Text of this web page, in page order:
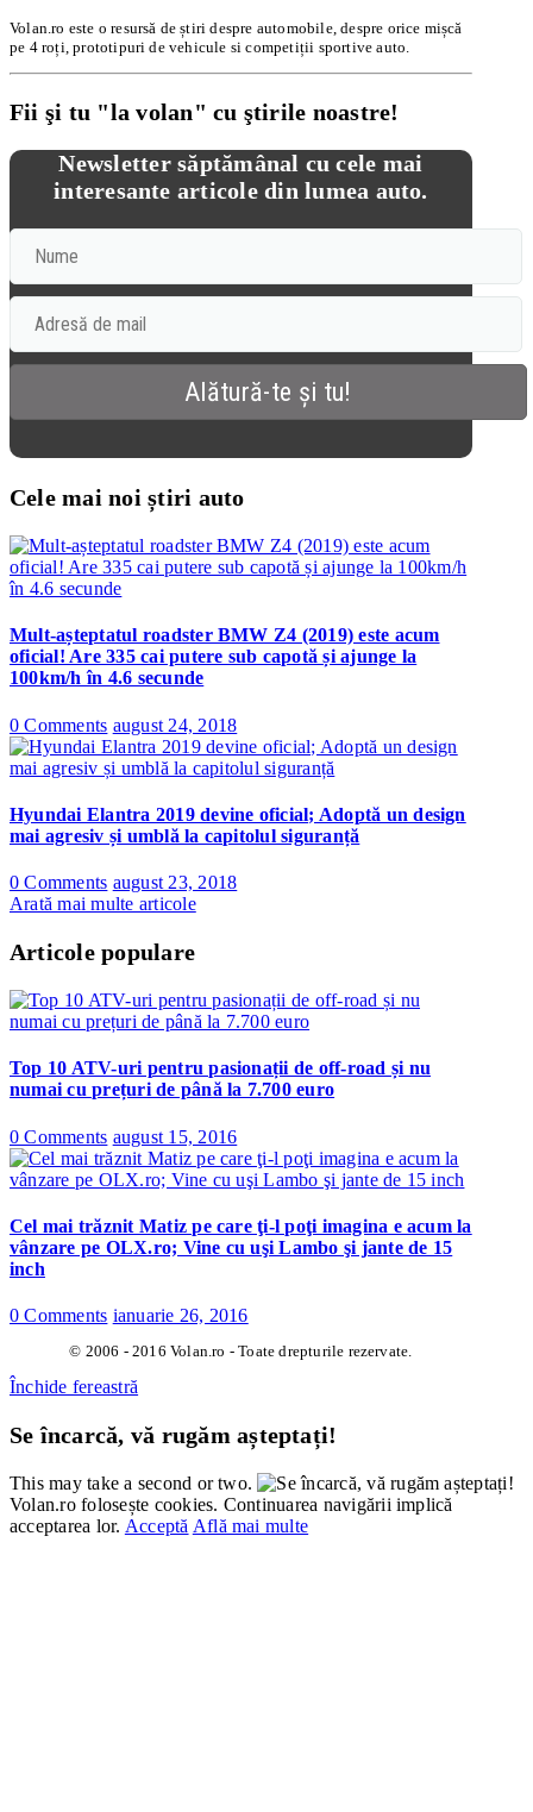
Volan.ro este o resursă de știri despre automobile, despre orice mișcă
pe 4 roți, prototipuri de vehicule si competiții sportive auto.
Fii şi tu "la volan" cu ştirile noastre!
Newsletter săptămânal cu cele mai
interesante articole din lumea auto.
Cele mai noi știri auto
Mult-așteptatul roadster BMW Z4 (2019) este acum
oficial! Are 335 cai putere sub capotă și ajunge la
100km/h în 4.6 secunde
0 Comments august 24, 2018
Hyundai Elantra 2019 devine oficial; Adoptă un design
mai agresiv și umblă la capitolul siguranță
0 Comments august 23, 2018
Arată mai multe articole
Articole populare
Top 10 ATV-uri pentru pasionații de off-road și nu
numai cu prețuri de până la 7.700 euro
0 Comments august 15, 2016
Cel mai trăznit Matiz pe care ţi-l poţi imagina e acum la
vânzare pe OLX.ro; Vine cu uşi Lambo şi jante de 15
inch
0 Comments ianuarie 26, 2016
© 2006 - 2016 Volan.ro - Toate drepturile rezervate.
Închide fereastră
Se încarcă, vă rugăm așteptați!
This may take a second or two.
Volan.ro folosește cookies. Continuarea navigării implică
acceptarea lor. Acceptă Află mai multe